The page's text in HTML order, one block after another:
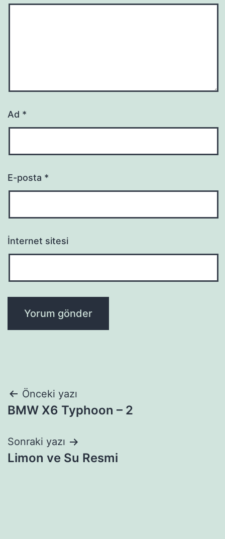
Ad *
E-posta *
İnternet sitesi
Yazı
gezinmesi
Önceki yazı
BMW X6 Typhoon – 2
Sonraki yazı
Limon ve Su Resmi